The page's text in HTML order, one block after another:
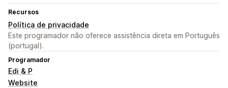
Recursos
Política de privacidade
Este programador não oferece assistência direta em Português
(portugal).
Programador
Edi & P
Website